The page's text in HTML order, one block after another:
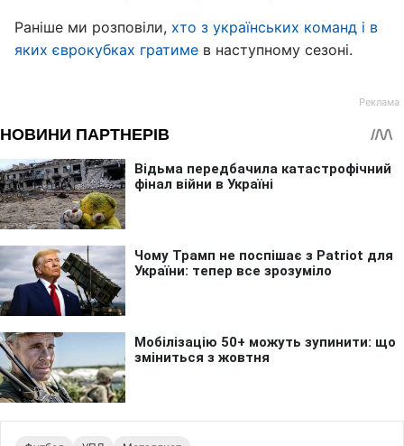
Раніше ми розповіли, хто з українських команд і в
яких єврокубках гратиме в наступному сезоні.